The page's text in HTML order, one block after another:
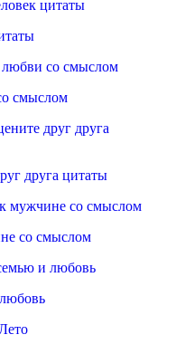
смыслом
друга цитаты
со смыслом